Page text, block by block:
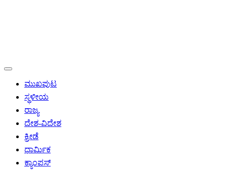
ಮುಖಪುಟ
ಸ್ಥಳೀಯ
ರಾಜ್ಯ
ದೇಶ-ವಿದೇಶ
ಕ್ರೀಡೆ
ಧಾರ್ಮಿಕ
ಕ್ಯಾಂಪಸ್